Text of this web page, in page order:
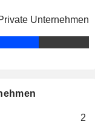
Unternehmen
2